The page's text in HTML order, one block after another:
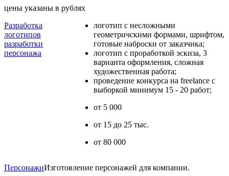
цены указаны в рублях
Разработка
логотипов
разработки
персонажа
логотип с несложными
геометричскими формами, шрифтом,
готовые наброски от заказчика;
логотип с проработкой эскиза, 3
варианта оформления, сложная
художественная работа;
проведение конкурса на freelance с
выборкой минимум 15 - 20 работ;
от 5 000
от 15 до 25 тыс.
от 80 000
ПерсонажиИзготовление персонажей для компании.